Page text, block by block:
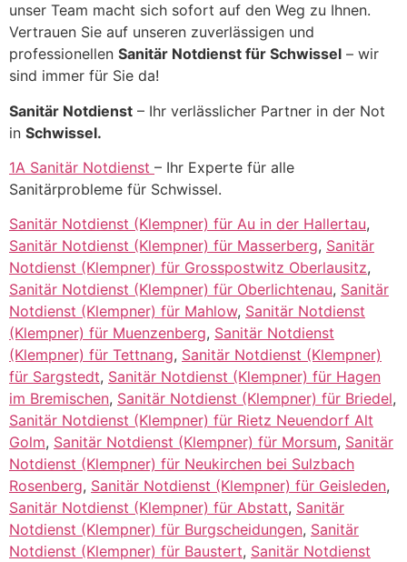
unser Team macht sich sofort auf den Weg zu Ihnen.
Vertrauen Sie auf unseren zuverlässigen und
professionellen Sanitär Notdienst für Schwissel – wir
sind immer für Sie da!
Sanitär Notdienst – Ihr verlässlicher Partner in der Not
in Schwissel.
1A Sanitär Notdienst – Ihr Experte für alle
Sanitärprobleme für Schwissel.
Sanitär Notdienst (Klempner) für Au in der Hallertau,
Sanitär Notdienst (Klempner) für Masserberg, Sanitär
Notdienst (Klempner) für Grosspostwitz Oberlausitz,
Sanitär Notdienst (Klempner) für Oberlichtenau, Sanitär
Notdienst (Klempner) für Mahlow, Sanitär Notdienst
(Klempner) für Muenzenberg, Sanitär Notdienst
(Klempner) für Tettnang, Sanitär Notdienst (Klempner)
für Sargstedt, Sanitär Notdienst (Klempner) für Hagen
im Bremischen, Sanitär Notdienst (Klempner) für Briedel,
Sanitär Notdienst (Klempner) für Rietz Neuendorf Alt
Golm, Sanitär Notdienst (Klempner) für Morsum, Sanitär
Notdienst (Klempner) für Neukirchen bei Sulzbach
Rosenberg, Sanitär Notdienst (Klempner) für Geisleden,
Sanitär Notdienst (Klempner) für Abstatt, Sanitär
Notdienst (Klempner) für Burgscheidungen, Sanitär
Notdienst (Klempner) für Baustert, Sanitär Notdienst